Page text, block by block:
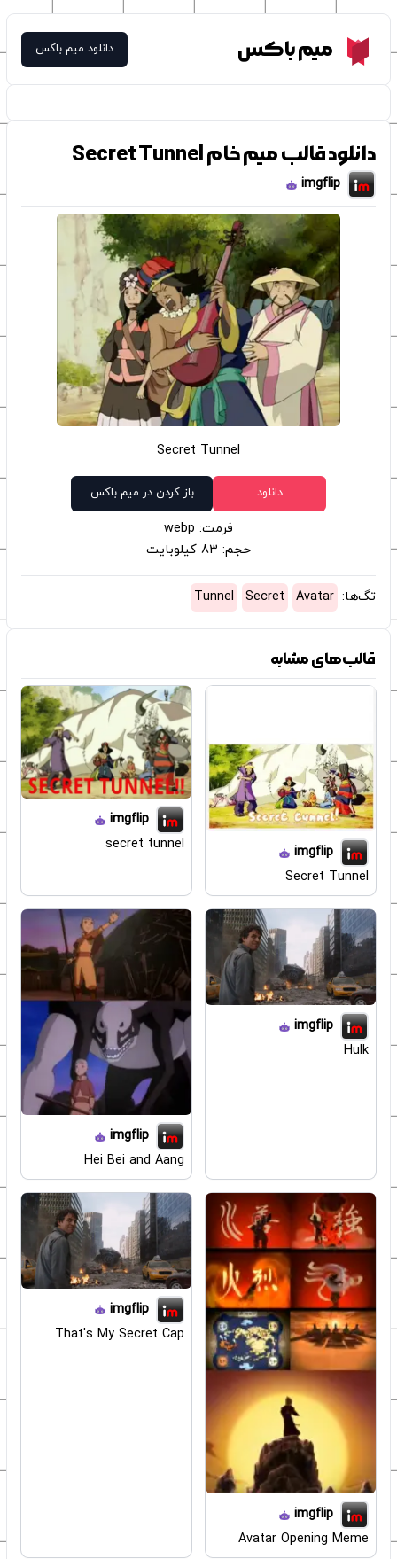
Meme Boxمیم باکس دانلود میم باکس
دانلود قالب میم خام Secret Tunnel
imgflip
Secret Tunnel
دانلود باز کردن در میم باکس
فرمت: webp
حجم: 83 کیلوبایت
تگ‌ها: Avatar
Secret
Tunnel
قالب‌های مشابه
imgflip
Secret Tunnel
imgflip
secret tunnel
imgflip
Hulk
imgflip
Hei Bei and Aang
imgflip
Avatar Opening Meme
imgflip
That's My Secret Cap